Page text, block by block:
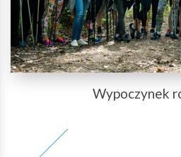
Wypoczynek